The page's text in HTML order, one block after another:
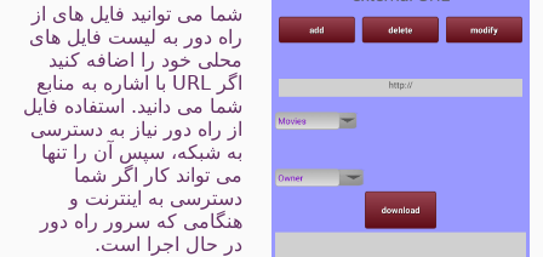
شما می توانید فایل های از
راه دور به لیست فایل های
محلی خود را اضافه کنید
اگر URL با اشاره به منابع
شما می دانید. استفاده فایل
از راه دور نیاز به دسترسی
به شبکه، سپس آن را تنها
می تواند کار اگر شما
دسترسی به اینترنت و
هنگامی که سرور راه دور
در حال اجرا است.